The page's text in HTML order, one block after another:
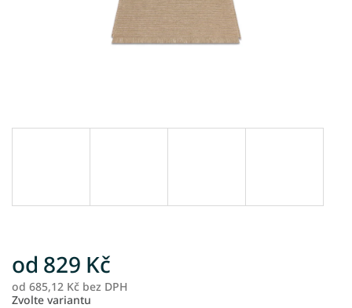
od 829 Kč
od 685,12 Kč bez DPH
Zvolte variantu